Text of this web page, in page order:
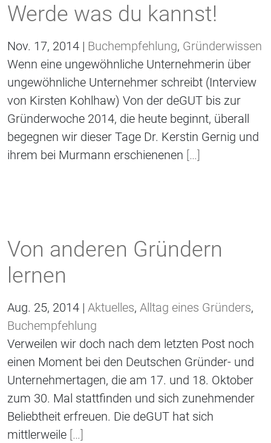
Werde was du kannst!
Nov. 17, 2014 | Buchempfehlung, Gründerwissen
Wenn eine ungewöhnliche Unternehmerin über
ungewöhnliche Unternehmer schreibt (Interview
von Kirsten Kohlhaw) Von der deGUT bis zur
Gründerwoche 2014, die heute beginnt, überall
begegnen wir dieser Tage Dr. Kerstin Gernig und
ihrem bei Murmann erschienenen […]
Von anderen Gründern
lernen
Aug. 25, 2014 | Aktuelles, Alltag eines Gründers,
Buchempfehlung
Verweilen wir doch nach dem letzten Post noch
einen Moment bei den Deutschen Gründer- und
Unternehmertagen, die am 17. und 18. Oktober
zum 30. Mal stattfinden und sich zunehmender
Beliebtheit erfreuen. Die deGUT hat sich
mittlerweile […]